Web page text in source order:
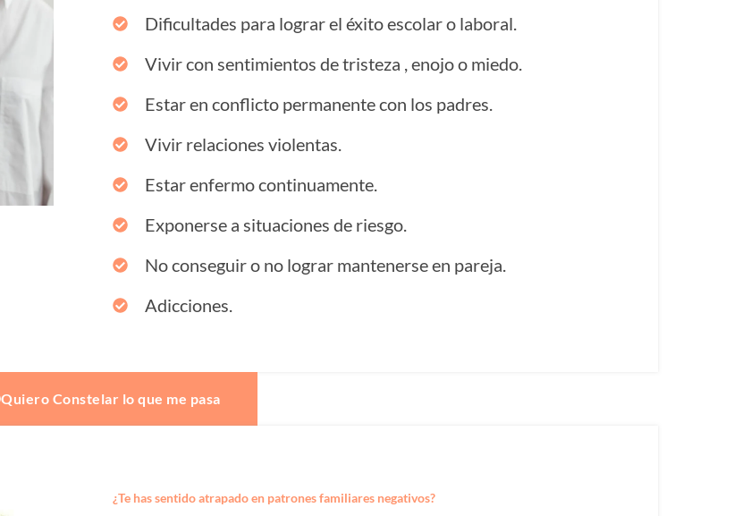
Dificultades para lograr el éxito escolar o laboral.
Vivir con sentimientos de tristeza , enojo o miedo.
Estar en conflicto permanente con los padres.
Vivir relaciones violentas.
Estar enfermo continuamente.
Exponerse a situaciones de riesgo.
No conseguir o no lograr mantenerse en pareja.
Adicciones.
Quiero Constelar lo que me pasa
¿Te has sentido atrapado en patrones familiares negativos?